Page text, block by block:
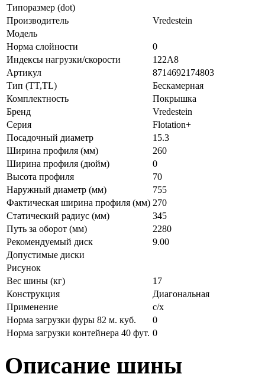
Типоразмер (dot)
Производитель
Vredestein
Модель
Норма слойности
0
Индексы нагрузки/скорости
122A8
Артикул
8714692174803
Тип (TT,TL)
Бескамерная
Комплектность
Покрышка
Бренд
Vredestein
Серия
Flotation+
Посадочный диаметр
15.3
Ширина профиля (мм)
260
Ширина профиля (дюйм)
0
Высота профиля
70
Наружный диаметр (мм)
755
Фактическая ширина профиля (мм) 270
Статический радиус (мм)
345
Путь за оборот (мм)
2280
Рекомендуемый диск
9.00
Допустимые диски
Рисунок
Вес шины (кг)
17
Конструкция
Диагональная
Применение
с/х
Норма загрузки фуры 82 м. куб.
0
Норма загрузки контейнера 40 фут. 0
Описание шины